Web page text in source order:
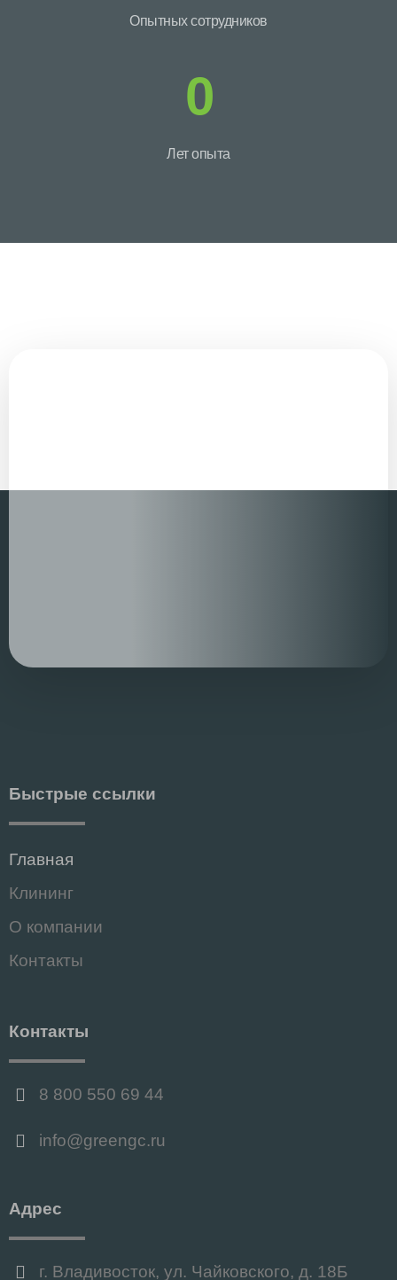
Опытных сотрудников
0
Лет опыта
Быстрые ссылки
Главная
Клининг
О компании
Контакты
Контакты
8 800 550 69 44
info@greengc.ru
Адрес
г. Владивосток, ул. Чайковского, д. 18Б